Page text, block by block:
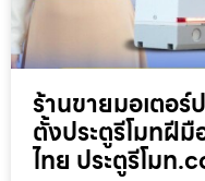
ร้านขายมอเตอร์
ตั้งประตูรีโมทฝี
ไทย ประตูรีโมท